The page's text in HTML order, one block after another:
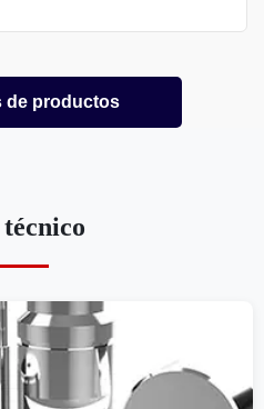
de productos